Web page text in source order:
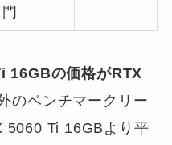
門
16GBの価格がRTX
のベンチマークリー
5060 Ti 16GBより平